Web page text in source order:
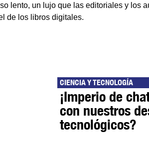
lento, un lujo que las editoriales y los
de los libros digitales.
CIENCIA Y TECNOLOGÍA
¡Imperio de
con nuestros
tecnológicos?